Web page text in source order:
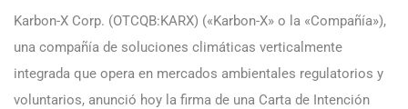
Karbon-X Corp. (OTCQB:KARX) («Karbon-X» o la «Compañía»),
una compañía de soluciones climáticas verticalmente
integrada que opera en mercados ambientales regulatorios y
voluntarios, anunció hoy la firma de una Carta de Intención